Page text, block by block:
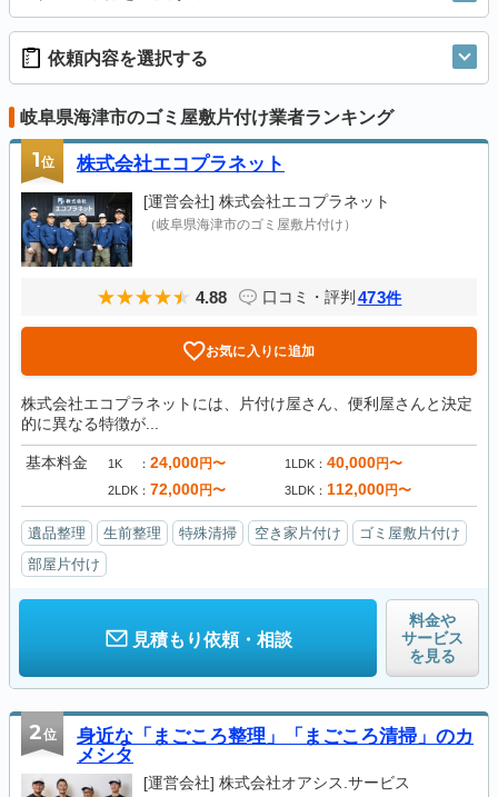
依頼内容を選択する
岐阜県海津市のゴミ屋敷片付け業者ランキング
1位 株式会社エコプラネット
[運営会社] 株式会社エコプラネット
（岐阜県海津市のゴミ屋敷片付け）
4.88 口コミ・評判 473件
お気に入りに追加
株式会社エコプラネットには、片付け屋さん、便利屋さんと決定
的に異なる特徴が...
基本料金 1K 24,000円〜 1LDK 40,000円〜
2LDK 72,000円〜 3LDK 112,000円〜
遺品整理 生前整理 特殊清掃 空き家片付け
ゴミ屋敷片付け
部屋片付け
見積もり依頼・相談
料金や
サービス
を見る
2位
身近な「まごころ整理」「まごころ清掃」のカ
メシタ
[運営会社] 株式会社オアシス.サービス